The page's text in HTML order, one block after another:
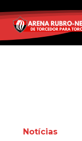
Notícias